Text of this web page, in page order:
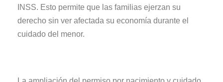
INSS. Esto permite que las familias ejerzan su
derecho sin ver afectada su economía durante el
cuidado del menor.